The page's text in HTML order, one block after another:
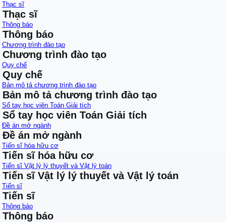
Thạc sĩ
Thạc sĩ
Thông báo
Thông báo
Chương trình đào tạo
Chương trình đào tạo
Quy chế
Quy chế
Bản mô tả chương trình đào tạo
Bản mô tả chương trình đào tạo
Sổ tay học viên Toán Giải tích
Sổ tay học viên Toán Giải tích
Đề án mở ngành
Đề án mở ngành
Tiến sĩ hóa hữu cơ
Tiến sĩ hóa hữu cơ
Tiến sĩ Vật lý lý thuyết và Vật lý toán
Tiến sĩ Vật lý lý thuyết và Vật lý toán
Tiến sĩ
Tiến sĩ
Thông báo
Thông báo